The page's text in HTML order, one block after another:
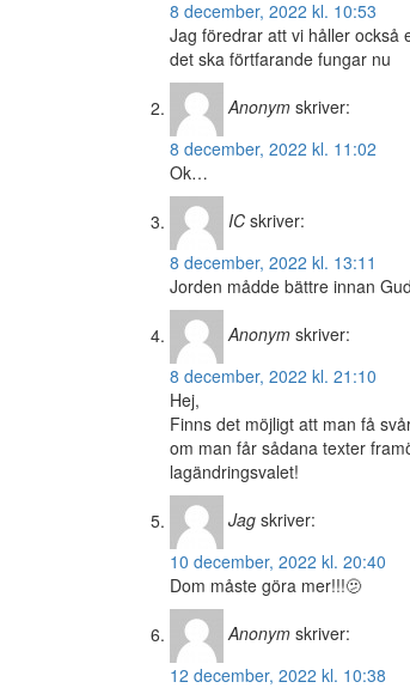
8 december, 2022 kl. 10:53
Jag föredrar att vi håller också
det ska förtfarande fungar nu
Anonym skriver:
8 december, 2022 kl. 11:02
Ok…
IC skriver:
8 december, 2022 kl. 13:11
Jorden mådde bättre innan
Anonym skriver:
8 december, 2022 kl. 21:10
Hej,
Finns det möjligt att man få
om man får sådana texter
lagändringsvalet!
Jag skriver:
10 december, 2022 kl. 20:40
Dom måste göra mer!!!🫤
Anonym skriver:
12 december, 2022 kl. 10:38